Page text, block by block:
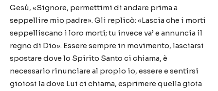
Gesù, «Signore, permettimi di andare prima a
seppellire mio padre». Gli replicò: «Lascia che i morti
seppelliscano i loro morti; tu invece va’ e annuncia il
regno di Dio». Essere sempre in movimento, lasciarsi
spostare dove lo Spirito Santo ci chiama, è
necessario rinunciare al propio io, essere e sentirsi
gioiosi la dove Lui ci chiama, esprimere quella gioia